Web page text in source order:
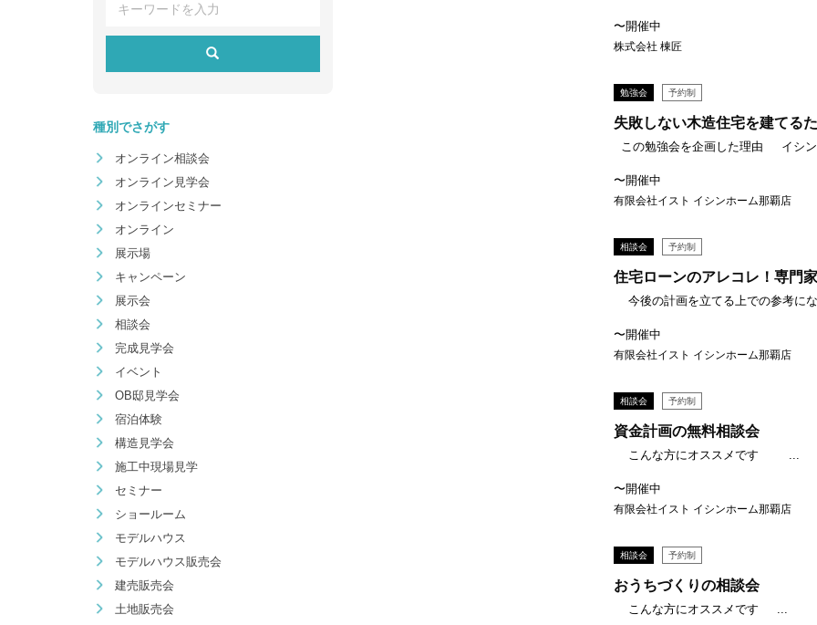
〜開催中
株式会社 棟匠
勉強会 予約制
失敗しない木造住宅を建てる
この勉強会を企画した理由 イシ
〜開催中
有限会社イスト イシンホーム那覇店
相談会 予約制
住宅ローンのアレコレ！専門
今後の計画を立てる上での参考に
〜開催中
有限会社イスト イシンホーム那覇店
相談会 予約制
資金計画の無料相談会
こんな方にオススメです ...
〜開催中
有限会社イスト イシンホーム那覇店
相談会 予約制
おうちづくりの相談会
こんな方にオススメです ...
種別でさがす
オンライン相談会
オンライン見学会
オンラインセミナー
オンライン
展示場
キャンペーン
展示会
相談会
完成見学会
イベント
OB邸見学会
宿泊体験
構造見学会
施工中現場見学
セミナー
ショールーム
モデルハウス
モデルハウス販売会
建売販売会
土地販売会